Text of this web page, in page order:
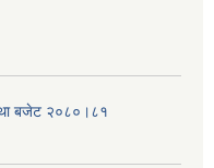
बजेट २०८०।८१